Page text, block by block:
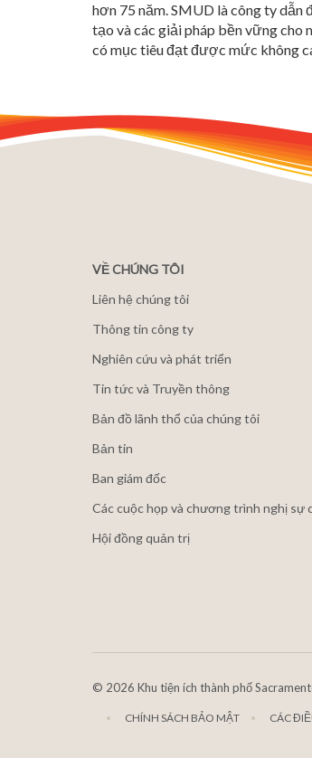
hơn 75 năm. SMUD là công ty
tạo và các giải pháp bền vững cho
có mục tiêu đạt được mức không
VỀ CHÚNG TÔI
Liên hệ chúng tôi
Thông tin công ty
Nghiên cứu và phát triển
Tin tức và Truyền thông
Bản đồ lãnh thổ của chúng tôi
Bản tin
Ban giám đốc
Các cuộc họp và chương trình nghị sự
Hội đồng quản trị
© 2026 Khu tiện ích thành phố
CHÍNH SÁCH BẢO MẬT CÁC